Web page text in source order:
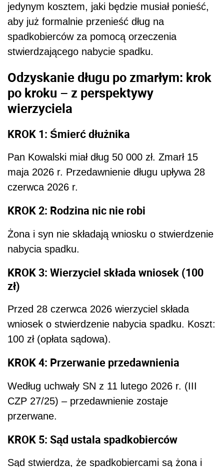
jedynym kosztem, jaki będzie musiał ponieść,
aby już formalnie przenieść dług na
spadkobierców za pomocą orzeczenia
stwierdzającego nabycie spadku.
Odzyskanie długu po zmarłym: krok
po kroku – z perspektywy
wierzyciela
KROK 1: Śmierć dłużnika
Pan Kowalski miał dług 50 000 zł. Zmarł 15
maja 2026 r. Przedawnienie długu upływa 28
czerwca 2026 r.
KROK 2: Rodzina nic nie robi
Żona i syn nie składają wniosku o stwierdzenie
nabycia spadku.
KROK 3: Wierzyciel składa wniosek (100
zł)
Przed 28 czerwca 2026 wierzyciel składa
wniosek o stwierdzenie nabycia spadku. Koszt:
100 zł (opłata sądowa).
KROK 4: Przerwanie przedawnienia
Według uchwały SN z 11 lutego 2026 r. (III
CZP 27/25) – przedawnienie zostaje
przerwane.
KROK 5: Sąd ustala spadkobierców
Sąd stwierdza, że spadkobiercami są żona i